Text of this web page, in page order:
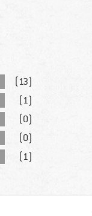
(13)
(1)
(0)
(0)
(1)